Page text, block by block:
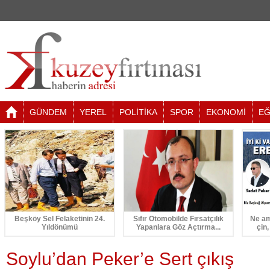
GÜNDEM YEREL POLİTİKA SPOR EKONOMİ
Beşköy Sel Felaketinin 24.
Yıldönümü
Sıfır Otomobilde Fırsatçılık
Yapanlara Göz Açtırma...
Ne
Soylu’dan Peker’e Sert çıkış